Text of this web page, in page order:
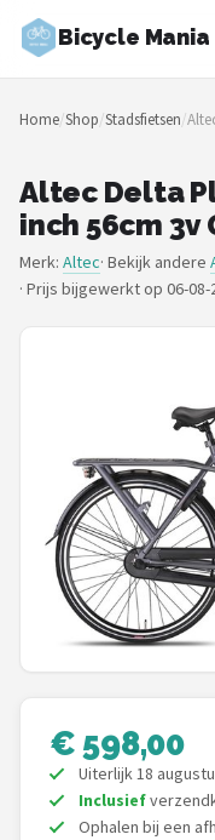
Bicycle Mania
Zoeken
NAVIGATIE
Merken
Blog
Kinderfietsen
Stadsfietsen
Elektrische
Mountainbikes
Shop
Basil
Volare
Home/Shop/Stadsfietsen/
Altec Delta
inch 56cm 3v
Merk: Altec· Bekijk andere
· Prijs bijgewerkt op 06-08-
€ 598,00
Uiterlijk 18
Inclusief
Ophalen bij een